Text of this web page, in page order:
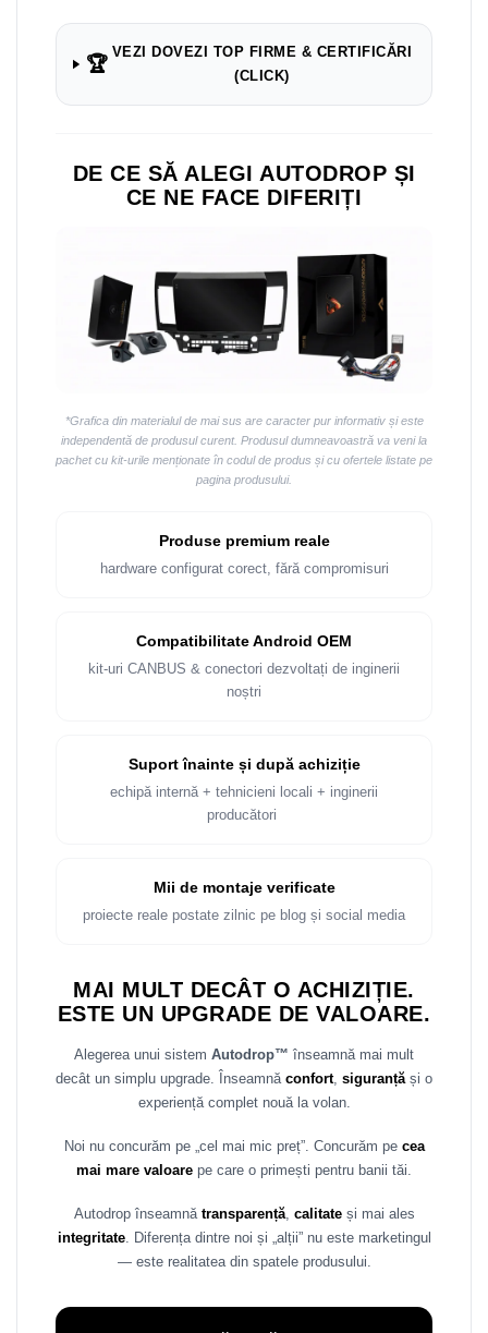
Navigații universale 2DIN
Navigații universale 1DIN
Rame adaptoare Volkswagen
Rame adaptoare M-Benz
Rame adaptoare Opel
Rame adaptoare Suzuki
Rame adaptoare Audi
Rame adaptoare Seat
Rame adaptoare Volvo
Rame adaptoare Peugeot
Rame adaptoare Daihatsu
Rame adaptoare Mazda
Rame adaptoare Kia
Rame adaptoare Alfa Romeo
Rame adaptoare Nissan
Rame adaptoare Fiat
Rame adaptoare Hyundai
🏆
VEZI DOVEZI TOP FIRME & CERTIFICĂRI
(CLICK)
DE CE SĂ ALEGI AUTODROP ȘI
CE NE FACE DIFERIȚI
*Grafica din materialul de mai sus are caracter pur informativ și este
independentă de produsul curent. Produsul dumneavoastră va veni la
pachet cu kit-urile menționate în codul de produs și cu ofertele listate pe
pagina produsului.
Produse premium reale
hardware configurat corect, fără compromisuri
Compatibilitate Android OEM
kit-uri CANBUS & conectori dezvoltați de inginerii
noștri
Suport înainte și după achiziție
echipă internă + tehnicieni locali + inginerii
producători
Mii de montaje verificate
proiecte reale postate zilnic pe blog și social media
MAI MULT DECÂT O ACHIZIȚIE.
ESTE UN UPGRADE DE VALOARE.
Alegerea unui sistem Autodrop™ înseamnă mai mult
decât un simplu upgrade. Înseamnă confort, siguranțăși o
experiență complet nouă la volan.
Noi nu concurăm pe „cel mai mic preț”. Concurăm pe cea
mai mare valoare pe care o primești pentru banii tăi.
Autodrop înseamnă transparență, calitateși mai ales
integritate. Diferența dintre noi și „alții” nu este marketingul
— este realitatea din spatele produsului.